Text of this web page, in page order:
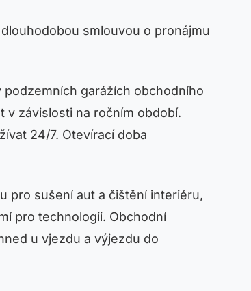
smlouvou o pronájmu
garážích obchodního
v závislosti na ročním období.
24/7. Otevírací doba
pro sušení aut a čištění interiéru,
pro technologii. Obchodní
u vjezdu a výjezdu do